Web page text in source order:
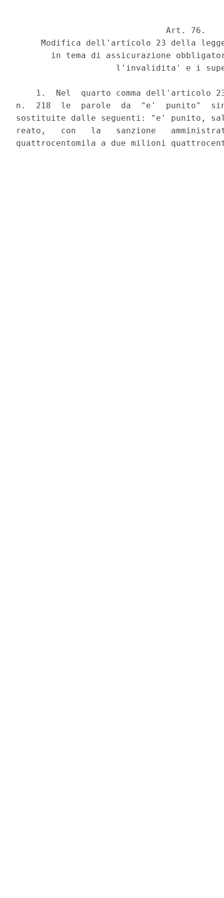
                              Art. 76.
Modifica dell'articolo 23 della
in tema di assicurazione
l'invalidita' e i
1.  Nel  quarto comma dell'articolo
n.  218  le  parole  da  "e'  punito"
sostituite dalle seguenti: "e' punito,
reato,   con   la   sanzione